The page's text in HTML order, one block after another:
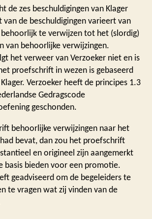
de zes beschuldigingen van Klager
de beschuldigingen varieert van
te verwijzen tot het (slordig)
van behoorlijke verwijzingen.
het verweer van Verzoeker niet en is
proefschrift in wezen is gebaseerd
Verzoeker heeft de principes 1.3
Gedragscode
geschonden.
behoorlijke verwijzingen naar het
bevat, dan zou het proefschrift
en origineel zijn aangemerkt
basis bieden voor een promotie.
geadviseerd om de begeleiders te
te vragen wat zij vinden van de